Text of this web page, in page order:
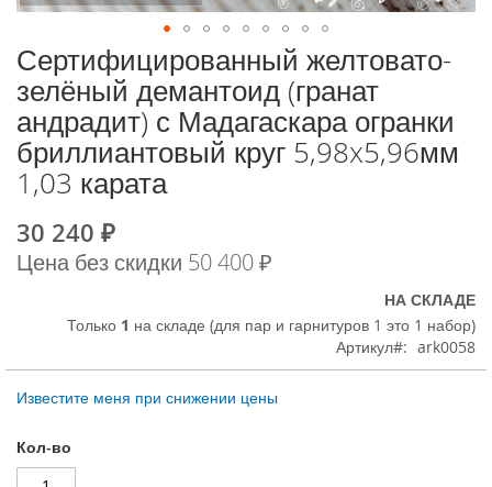
Сертифицированный желтовато-
зелёный демантоид (гранат
андрадит) с Мадагаскара огранки
бриллиантовый круг 5,98x5,96мм
1,03 карата
Special
Price
30 240 ₽
Цена без скидки 50 400 ₽
НА СКЛАДЕ
Только 1 на складе (для пар и гарнитуров 1 это 1 набор)
Артикул
ark0058
Известите меня при снижении цены
Кол-во
К
началу
галереи
изображений